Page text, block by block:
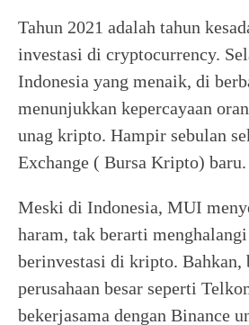
Tahun 2021 adalah tahun
investasi di cryptocurrency.
Indonesia yang menaik, di
menunjukkan kepercayaan
unag kripto. Hampir sebulan
Exchange ( Bursa Kripto) baru.
Meski di Indonesia, MUI
haram, tak berarti
berinvestasi di kripto. Bahkan,
perusahaan besar seperti
bekerjasama dengan Binance